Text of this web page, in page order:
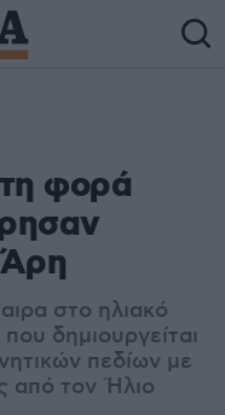
φορά
στο ηλιακό
δημιουργείται
πεδίων με
από τον Ήλιο